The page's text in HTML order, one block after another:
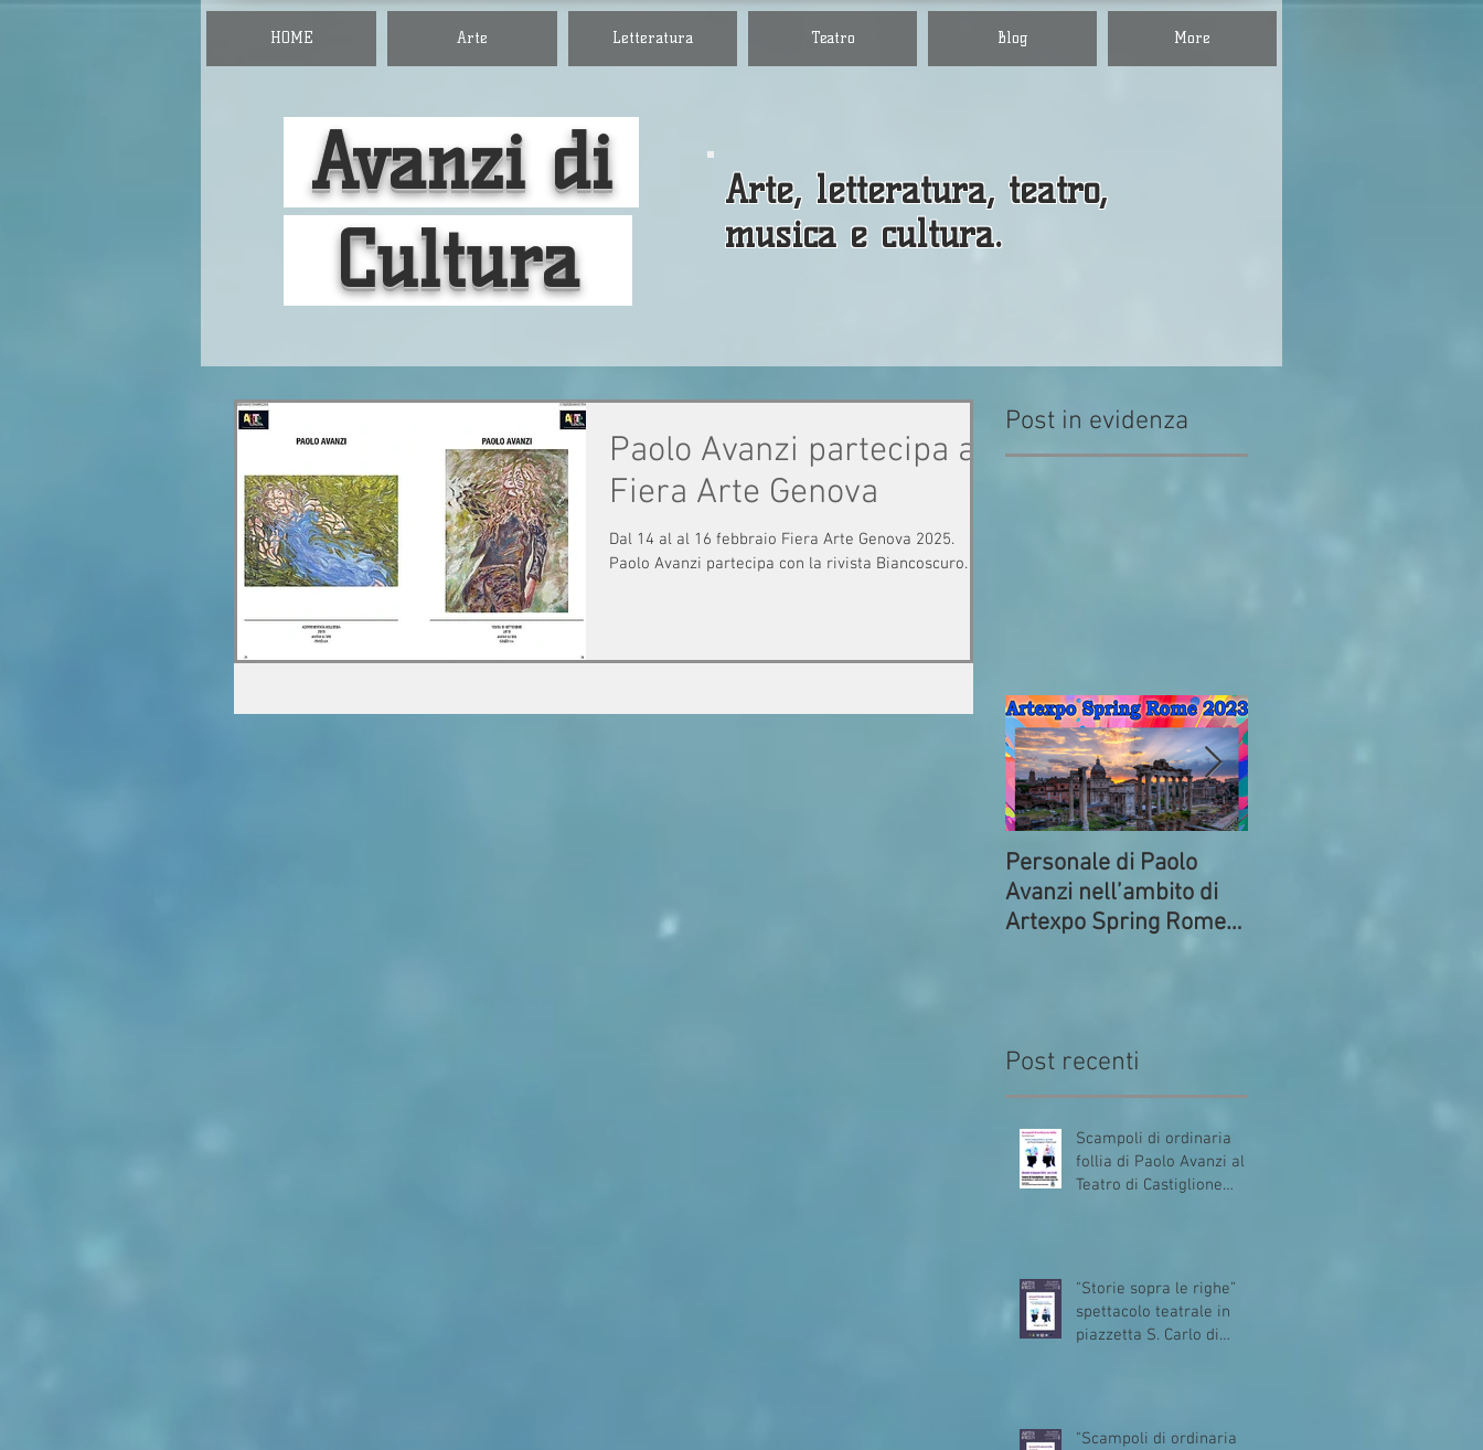
HOME Arte Letteratura Teatro Blog More
Avanzi di
Cultura
Arte, letteratura, teatro,
musica e cultura.
Paolo Avanzi partecipa a
Fiera Arte Genova
Dal 14 al al 16 febbraio Fiera Arte Genova 2025.
Paolo Avanzi partecipa con la rivista Biancoscuro.
Post in evidenza
Personale di Paolo
Avanzi nell’ambito di
Artexpo Spring Rome
Post recenti
Scampoli di ordinaria
follia di Paolo Avanzi al
Teatro di Castiglione
"Storie sopra le righe”
spettacolo teatrale in
piazzetta S. Carlo di
"Scampoli di ordinaria